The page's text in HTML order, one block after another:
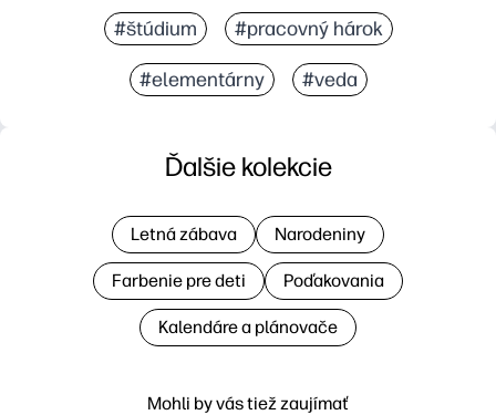
#štúdium #pracovný hárok
#elementárny #veda
Mohli by vás tiež zaujímať
Ďalšie kolekcie
Letná zábava Narodeniny
Farbenie pre deti Poďakovania
Kalendáre a plánovače